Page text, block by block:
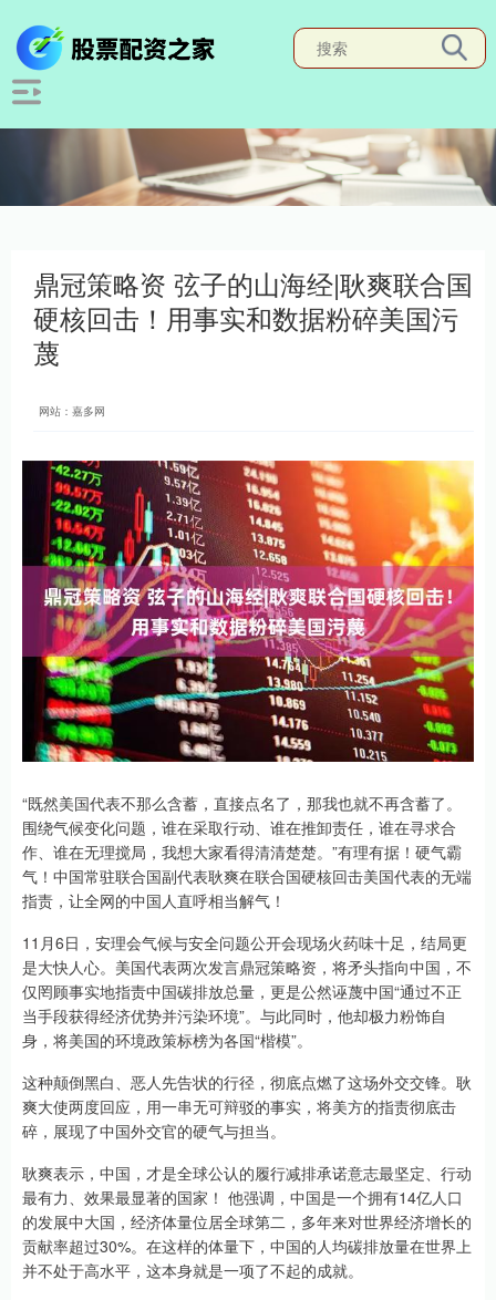
鼎冠策略资 弦子的山海经|耿爽联合国
硬核回击！用事实和数据粉碎美国污
蔑
网站：嘉多网
“既然美国代表不那么含蓄，直接点名了，那我也就不再含蓄了。
围绕气候变化问题，谁在采取行动、谁在推卸责任，谁在寻求合
作、谁在无理搅局，我想大家看得清清楚楚。”有理有据！硬气霸
气！中国常驻联合国副代表耿爽在联合国硬核回击美国代表的无端
指责，让全网的中国人直呼相当解气！
11月6日，安理会气候与安全问题公开会现场火药味十足，结局更
是大快人心。美国代表两次发言鼎冠策略资，将矛头指向中国，不
仅罔顾事实地指责中国碳排放总量，更是公然诬蔑中国“通过不正
当手段获得经济优势并污染环境”。与此同时，他却极力粉饰自
身，将美国的环境政策标榜为各国“楷模”。
这种颠倒黑白、恶人先告状的行径，彻底点燃了这场外交交锋。耿
爽大使两度回应，用一串无可辩驳的事实，将美方的指责彻底击
碎，展现了中国外交官的硬气与担当。
耿爽表示，中国，才是全球公认的履行减排承诺意志最坚定、行动
最有力、效果最显著的国家！ 他强调，中国是一个拥有14亿人口
的发展中大国，经济体量位居全球第二，多年来对世界经济增长的
贡献率超过30%。在这样的体量下，中国的人均碳排放量在世界上
并不处于高水平，这本身就是一项了不起的成就。